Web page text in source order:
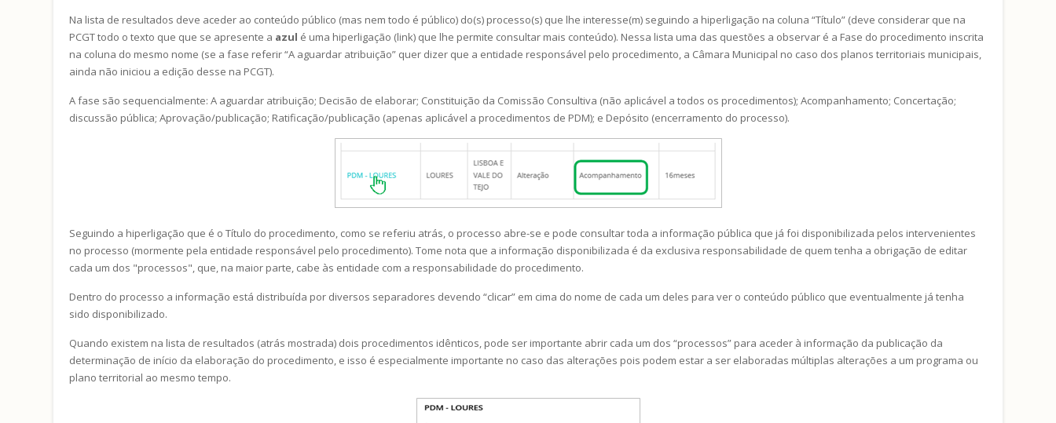
Na lista de resultados deve aceder ao conteúdo público (mas nem todo é público) do(s) processo(s) que lhe interesse(m) seguindo a hiperligação na coluna “Título” (deve considerar que na
PCGT todo o texto que que se apresente a azul é uma hiperligação (link) que lhe permite consultar mais conteúdo). Nessa lista uma das questões a observar é a Fase do procedimento inscrita
na coluna do mesmo nome (se a fase referir “A aguardar atribuição” quer dizer que a entidade responsável pelo procedimento, a Câmara Municipal no caso dos planos territoriais municipais,
ainda não iniciou a edição desse na PCGT).
A fase são sequencialmente: A aguardar atribuição; Decisão de elaborar; Constituição da Comissão Consultiva (não aplicável a todos os procedimentos); Acompanhamento; Concertação;
discussão pública; Aprovação/publicação; Ratificação/publicação (apenas aplicável a procedimentos de PDM); e Depósito (encerramento do processo).
Seguindo a hiperligação que é o Título do procedimento, como se referiu atrás, o processo abre-se e pode consultar toda a informação pública que já foi disponibilizada pelos intervenientes
no processo (mormente pela entidade responsável pelo procedimento). Tome nota que a informação disponibilizada é da exclusiva responsabilidade de quem tenha a obrigação de editar
cada um dos "processos", que, na maior parte, cabe às entidade com a responsabilidade do procedimento.
Dentro do processo a informação está distribuída por diversos separadores devendo “clicar” em cima do nome de cada um deles para ver o conteúdo público que eventualmente já tenha
sido disponibilizado.
Quando existem na lista de resultados (atrás mostrada) dois procedimentos idênticos, pode ser importante abrir cada um dos “processos” para aceder à informação da publicação da
determinação de início da elaboração do procedimento, e isso é especialmente importante no caso das alterações pois podem estar a ser elaboradas múltiplas alterações a um programa ou
plano territorial ao mesmo tempo.